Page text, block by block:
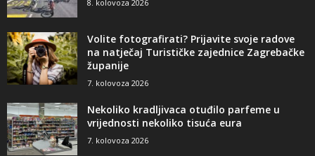
8. kolovoza 2026
Volite fotografirati? Prijavite svoje radove
na natječaj Turističke zajednice Zagrebačke
županije
7. kolovoza 2026
Nekoliko kradljivaca otuđilo parfeme u
vrijednosti nekoliko tisuća eura
7. kolovoza 2026